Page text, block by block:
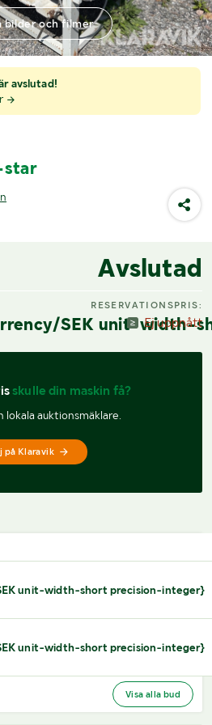
avslutad!
star
bilder och filmer
Avslutad
SEK unit-width-
RESERVATIONSPRIS:
Ej uppnått
skulle din maskin få?
lokala auktionsmäklare.
på Klaravik
unit-width-short precision-integer}
unit-width-short precision-integer}
Visa alla bud